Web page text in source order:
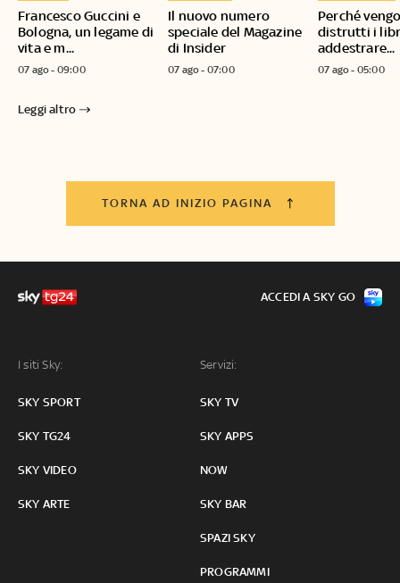
Francesco Guccini e
Bologna, un legame di
vita e m...
07 ago - 09:00
Il nuovo numero
speciale del Magazine
di Insider
07 ago - 07:00
Perché
distrutti i
addestrare...
07 ago - 05:00
Leggi altro
TORNA AD INIZIO PAGINA
I siti Sky:
SKY SPORT
SKY TG24
SKY VIDEO
SKY ARTE
Servizi:
SKY TV
SKY APPS
NOW
SKY BAR
SPAZI SKY
PROGRAMMI
ACCEDI A SKY GO